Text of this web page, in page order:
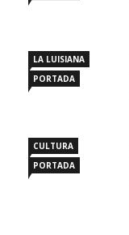
LA LUISIANA
PORTADA
CULTURA
PORTADA